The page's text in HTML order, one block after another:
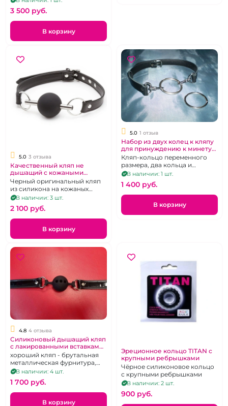
3 500 pуб.
В корзину
5.0 3 отзыва
Качественный кляп не
дышащий с кожаными
ремнями
Черный оригинальный кляп
из силикона на кожаных
ремешках
В наличии: 3 шт.
2 100 pуб.
В корзину
5.0 1 отзыв
Набор из двух колец к кляпу
для принуждению к минету
"Секс ателье"
Кляп-кольцо переменного
размера, два кольца и
кожаный ремешок
В наличии: 1 шт.
1 400 pуб.
В корзину
4.8 4 отзыва
Силиконовый дышащий кляп
с лакированными вставками
на ремнях
хороший кляп - брутальная
металлическая фурнитура,
лакированная кожа
В наличии: 4 шт.
1 700 pуб.
В корзину
Эреционное кольцо TITAN с
крупными ребрышками
Чёрное силиконовое кольцо
с крупными ребрышками
В наличии: 2 шт.
900 pуб.